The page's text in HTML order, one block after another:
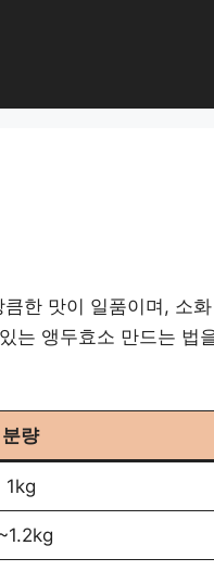
한 맛이 일품이며, 소화
는 앵두효소 만드는 법
분량
1kg